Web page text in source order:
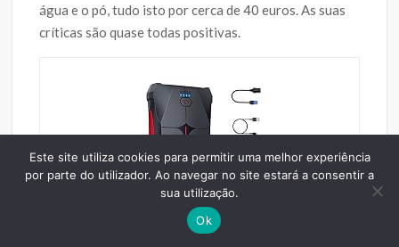
água e o pó, tudo isto por cerca de 40 euros. As suas
críticas são quase todas positivas.
Este site utiliza cookies para permitir uma melhor experiência
por parte do utilizador. Ao navegar no site estará a consentir a
sua utilização.
Ok